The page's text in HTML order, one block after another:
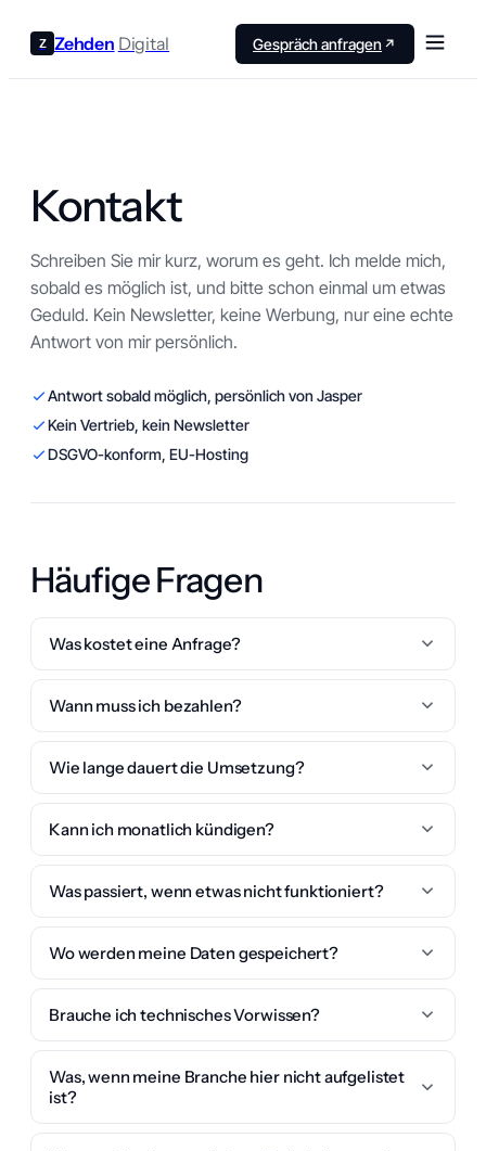
Zehden Digital Gespräch anfragen
Kontakt
Schreiben Sie mir kurz, worum es geht. Ich melde mich,
sobald es möglich ist, und bitte schon einmal um etwas
Geduld. Kein Newsletter, keine Werbung, nur eine echte
Antwort von mir persönlich.
Antwort sobald möglich, persönlich von Jasper
Kein Vertrieb, kein Newsletter
DSGVO-konform, EU-Hosting
Häufige Fragen
Was kostet eine Anfrage?
Wann muss ich bezahlen?
Wie lange dauert die Umsetzung?
Kann ich monatlich kündigen?
Was passiert, wenn etwas nicht funktioniert?
Wo werden meine Daten gespeichert?
Brauche ich technisches Vorwissen?
Was, wenn meine Branche hier nicht aufgelistet
ist?